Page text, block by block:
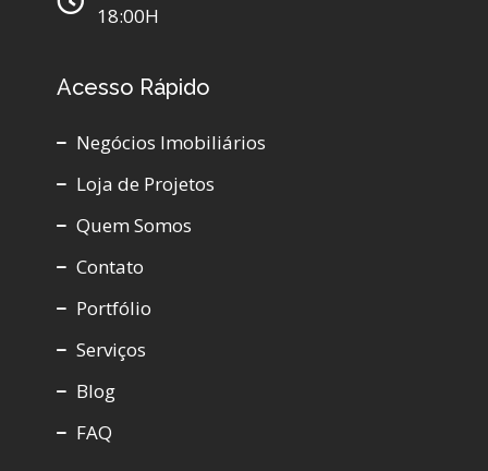
18:00H
Acesso Rápido
Negócios Imobiliários
Loja de Projetos
Quem Somos
Contato
Portfólio
Serviços
Blog
FAQ